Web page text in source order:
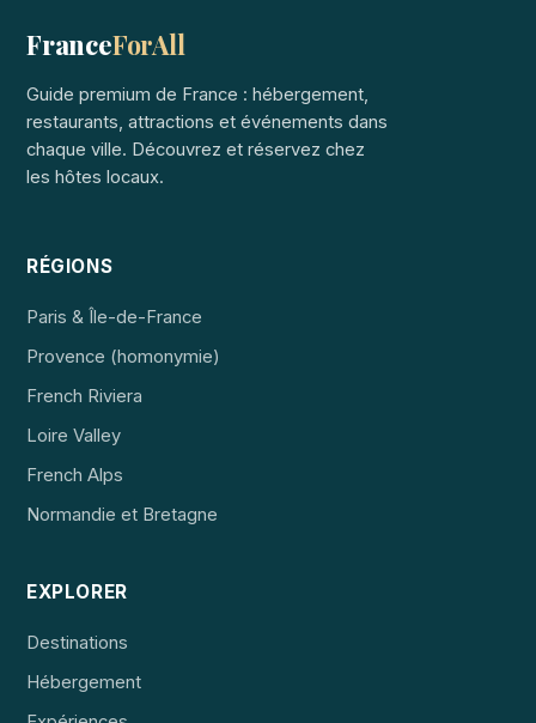
FranceForAll
Guide premium de France : hébergement,
restaurants, attractions et événements dans
chaque ville. Découvrez et réservez chez
les hôtes locaux.
RÉGIONS
Paris & Île-de-France
Provence (homonymie)
French Riviera
Loire Valley
French Alps
Normandie et Bretagne
EXPLORER
Destinations
Hébergement